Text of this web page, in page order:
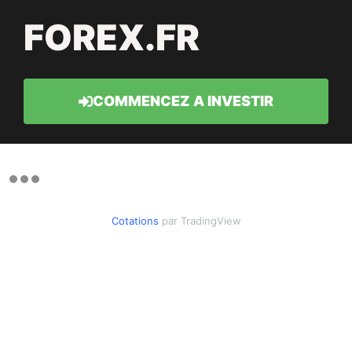
FOREX.FR
COMMENCEZ A INVESTIR
Cotations par TradingView